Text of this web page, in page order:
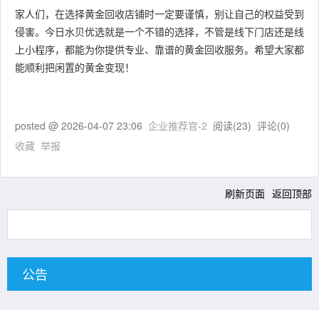
家人们，在选择黄金回收店铺时一定要谨慎，别让自己的权益受到
侵害。今日水贝优选就是一个不错的选择，不管是线下门店还是线
上小程序，都能为你提供专业、靠谱的黄金回收服务。希望大家都
能顺利把闲置的黄金变现！
posted @ 2026-04-07 23:06 企业推荐官-2 阅读(23) 评论(0)
收藏 举报
刷新页面 返回顶部
公告